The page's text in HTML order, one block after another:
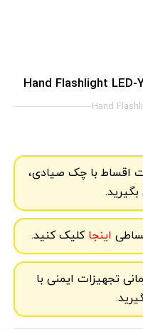
اقساط با چک صیادی،
اینجاکلیک کنید.
تجهیزات ایمنی با